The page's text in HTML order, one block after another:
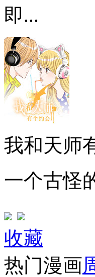
即...
我和天师
一个古怪
收藏
热门漫画